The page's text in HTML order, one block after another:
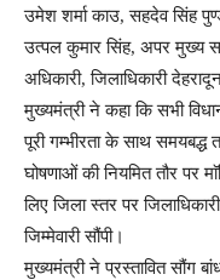
उमेश शर्मा काउ, सहदेव सिंह
उत्पल कुमार सिंह, अपर मुख्य
अधिकारी, जिलाधिकारी
मुख्यमंत्री ने कहा कि सभी
पूरी गम्भीरता के साथ
घोषणाओं की नियमित तौर पर
लिए जिला स्तर पर
जिम्मेवारी सौंपी।
मुख्यमंत्री ने प्रस्तावित सौंग